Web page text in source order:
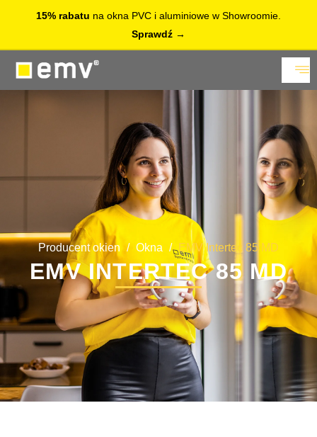
15% rabatu na okna PVC i aluminiowe w Showroomie.
Sprawdź
Producent okien / Okna / EMV Intertec 85 MD
EMV INTERTEC 85 MD